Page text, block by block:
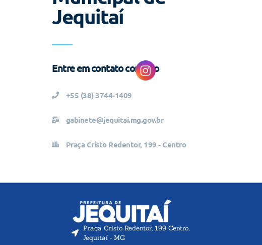
Jequitaí
Entre em contato conosco
+55 (38) 3744-1409
gabinete@jequitai.mg.gov.br
Praça Cristo Redentor, 199 - Centro
Praça Cristo Redentor, 199 Centro,
Jequitaí ‐ MG